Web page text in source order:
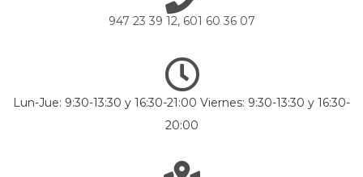
947 23 39 12, 601 60 36 07
Lun-Jue: 9:30-13:30 y 16:30-21:00 Viernes: 9:30-13:30 y 16:30-
20:00